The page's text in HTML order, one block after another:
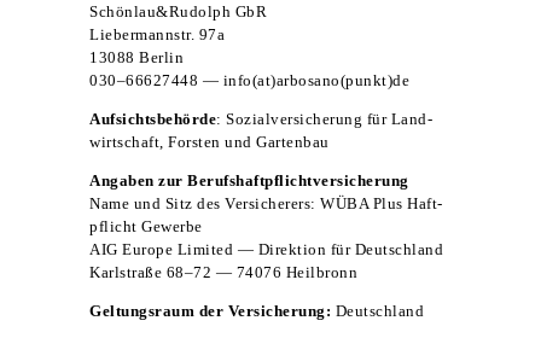
ÜBER UNS
Schönlau&Rudolph GbR
Lie­ber­mann­str. 97a
13088 Berlin
030–66627448 — info(at)arbosano(punkt)de
Auf­sichts­be­hör­de: Sozi­al­ver­si­che­rung für Land­
wirt­schaft, Fors­ten und Gartenbau
Anga­ben zur Berufshaftpflichtversicherung
Name und Sitz des Ver­si­che­rers: WÜBA Plus Haft­
pflicht Gewerbe
AIG Euro­pe Limi­t­ed — Direk­ti­on für Deutschland
Karl­stra­ße 68–72 — 74076 Heilbronn
Gel­tungs­raum der Ver­si­che­rung: Deutschland